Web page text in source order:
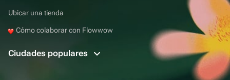
Ubicar una tienda
Cómo colaborar con Flowwow
Ciudades populares